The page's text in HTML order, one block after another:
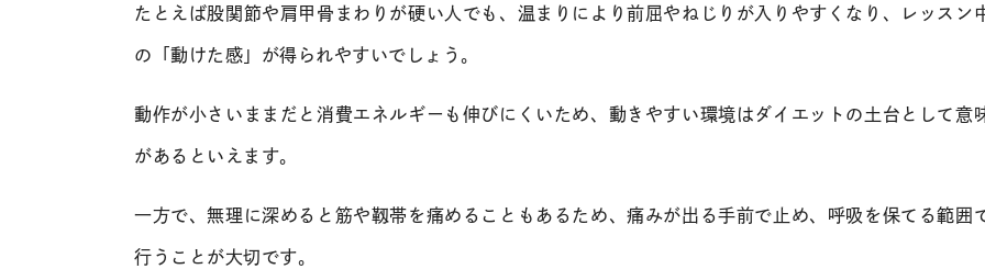
たとえば股関節や肩甲骨まわりが硬い人でも、温まりにより前屈やねじりが入りやすくなり、レッスン
の「動けた感」が得られやすいでしょう。
動作が小さいままだと消費エネルギーも伸びにくいため、動きやすい環境はダイエットの土台として意
があるといえます。
一方で、無理に深めると筋や靱帯を痛めることもあるため、痛みが出る手前で止め、呼吸を保てる範囲
行うことが大切です。